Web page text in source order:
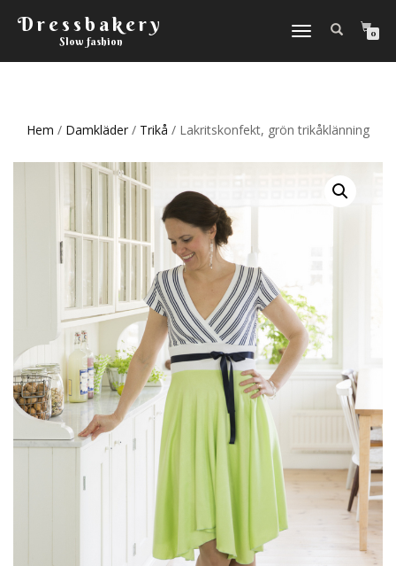
Dressbakery
Slow fashion
Slå
navigering
0
Hem / Damkläder / Trikå / Lakritskonfekt, grön trikåklänning